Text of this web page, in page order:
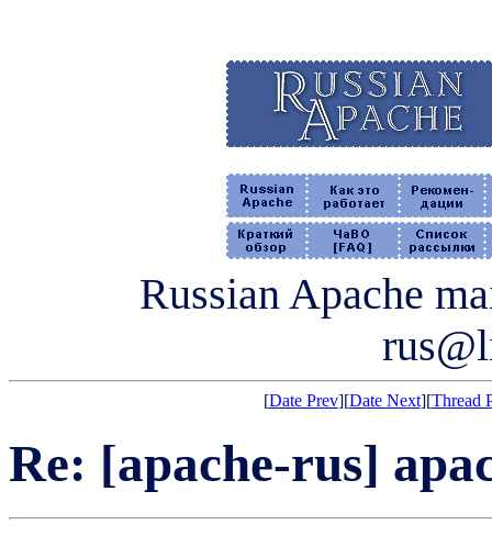
Russian Apache
[Date Prev][Date Next][Thread
Re: [apache-rus]